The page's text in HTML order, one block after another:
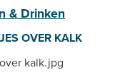
& Drinken
OVER KALK